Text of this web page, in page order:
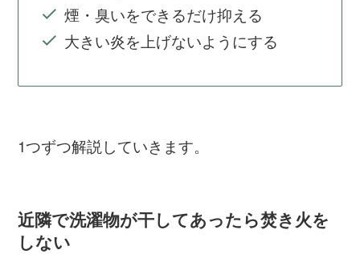
煙・臭いをできるだけ抑える
大きい炎を上げないようにする
1つずつ解説していきます。
近隣で洗濯物が干してあったら焚き火を
しない